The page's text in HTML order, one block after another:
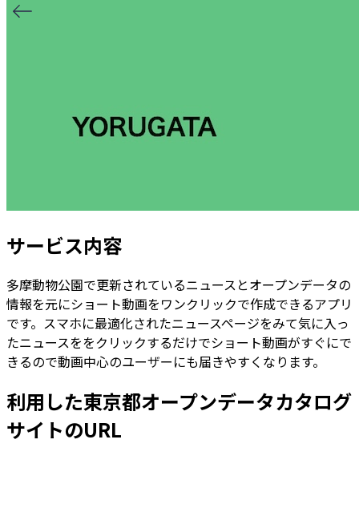
サービス内容
多摩動物公園で更新されているニュースとオープンデータの
情報を元にショート動画をワンクリックで作成できるアプリ
です。スマホに最適化されたニュースページをみて気に入っ
たニュースををクリックするだけでショート動画がすぐにで
きるので動画中心のユーザーにも届きやすくなります。
利用した東京都オープンデータカタログ
サイトのURL